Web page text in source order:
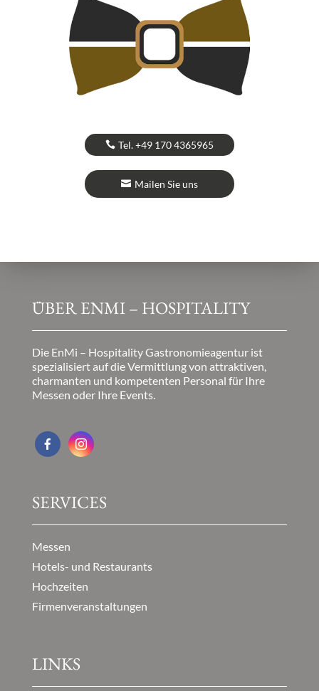
Tel. +49 170 4365965
Mailen Sie uns
ÜBER ENMI – HOSPITALITY
Die EnMi – Hospitality Gastronomieagentur ist
spezialisiert auf die Vermittlung von attraktiven,
charmanten und kompetenten Personal für Ihre
Messen oder Ihre Events.
SERVICES
Messen
Hotels- und Restaurants
Hochzeiten
Firmenveranstaltungen
LINKS